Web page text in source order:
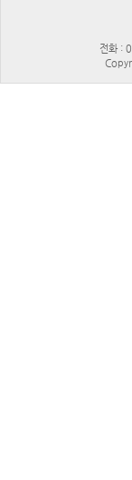
전화 :